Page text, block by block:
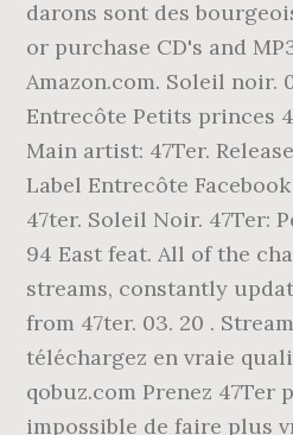
darons sont des
or purchase CD's and
Amazon.com. Soleil noir.
Entrecôte Petits princes
Main artist: 47Ter.
Label Entrecôte
47ter. Soleil Noir. 47Ter:
94 East feat. All of the
streams, constantly
from 47ter. 03. 20 .
téléchargez en vraie
qobuz.com Prenez 47Ter
impossible de faire plus